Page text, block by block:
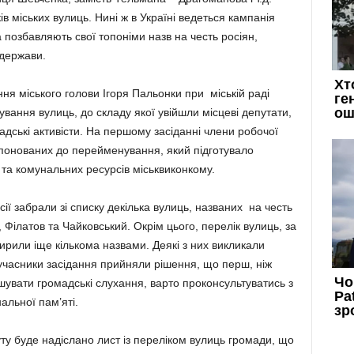
міських вулиць. Нині ж в Україні ведеться кампанія
позбавляють свої топоніми назв на честь росіян,
міського голови Ігоря Пальонки при міській раді
вулиць, до складу якої увійшли місцеві депутати,
активісти. На першому засіданні члени робочої
до перейменування, який підготувало
комунальних ресурсів міськвиконкому.
забрали зі списку декілька вулиць, названих на честь
та Чайковський. Окрім цього, перелік вулиць, за
іще кількома назвами. Деякі з них викликали
учасники засідання прийняли рішення, що перш, ніж
громадські слухання, варто проконсультуватись з
пам’яті.
буде надіслано лист із переліком вулиць громади, що